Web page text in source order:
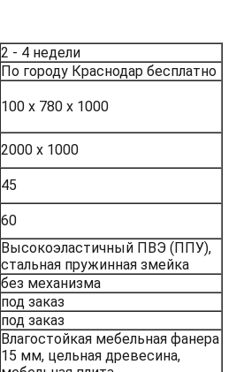
2 - 4 недели
По городу Краснодар бесплатно
100 х 780 х 1000
2000 х 1000
45
60
Высокоэластичный ПВЭ (ППУ),
стальная пружинная змейка
без механизма
под заказ
под заказ
Влагостойкая мебельная фанера
15 мм, цельная древесина,